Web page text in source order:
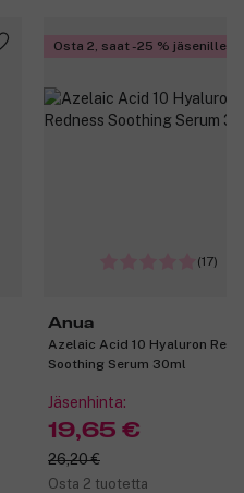
Osta 2, saat -25 % jäsenille
(17)
Anua
Azelaic Acid 10 Hyaluron
Soothing Serum 30ml
Jäsenhinta:
19,65 €
26,20 €
Osta 2 tuotetta